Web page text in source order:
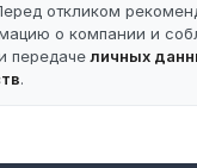
откликом
о компании и
передачеличных
.